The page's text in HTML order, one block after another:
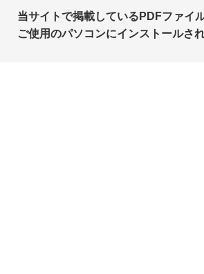
当サイトで掲載しているPDFファイ
ご使用のパソコンにインストールさ